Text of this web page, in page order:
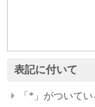
表記に付いて
「*」がついて